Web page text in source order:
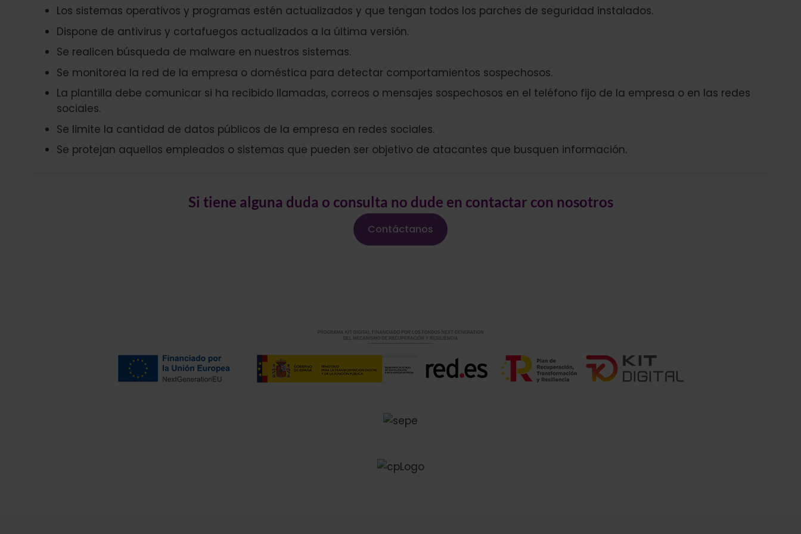
Los sistemas operativos y programas estén actualizados y que tengan todos los parches de seguridad instalados.
Dispone de antivirus y cortafuegos actualizados a la última versión.
Se realicen búsqueda de malware en nuestros sistemas.
Se monitorea la red de la empresa o doméstica para detectar comportamientos sospechosos.
La plantilla debe comunicar si ha recibido llamadas, correos o mensajes sospechosos en el teléfono fijo de la empresa o en las redes
sociales.
Se limite la cantidad de datos públicos de la empresa en redes sociales.
Se protejan aquellos empleados o sistemas que pueden ser objetivo de atacantes que busquen información.
Si tiene alguna duda o consulta no dude en contactar con nosotros
Contáctanos